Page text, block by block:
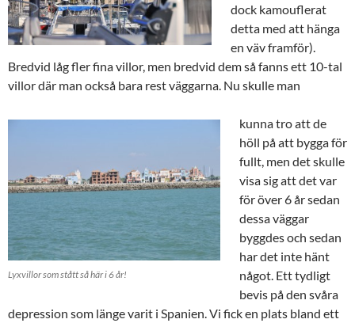
dock kamouflerat
detta med att hänga
en väv framför).
Bredvid låg fler fina villor, men bredvid dem så fanns ett 10-tal
villor där man också bara rest väggarna. Nu skulle man
Lyxvillor som stått så här i 6 år!
kunna tro att de
höll på att bygga för
fullt, men det skulle
visa sig att det var
för över 6 år sedan
dessa väggar
byggdes och sedan
har det inte hänt
något. Ett tydligt
bevis på den svåra
depression som länge varit i Spanien. Vi fick en plats bland ett